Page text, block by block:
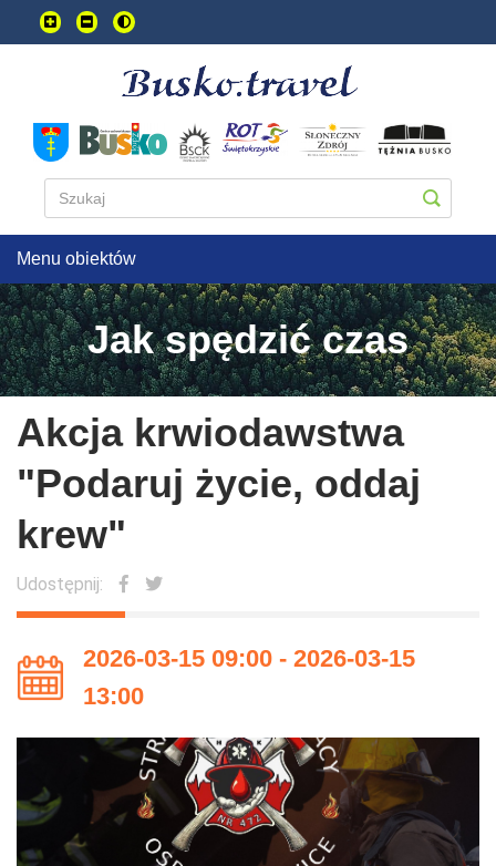
Przejdź
do
głownej
Menu obiektów
Jak spędzić czas
Akcja krwiodawstwa
"Podaruj życie, oddaj
krew"
Udostępnij:
2026-03-15 09:00 - 2026-03-15
13:00